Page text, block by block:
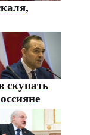
скупать